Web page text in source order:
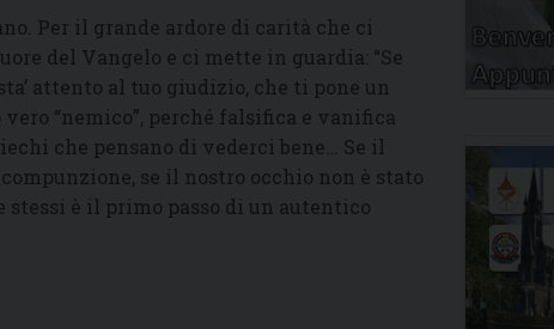
Per il grande ardore di carità che ci
del Vangelo e ci mette in guardia: “Se
attento al tuo giudizio, che ti pone un
“nemico”, perché falsifica e vanifica
che pensano di vederci bene… Se il
se il nostro occhio non è stato
stessi è il primo passo di un autentico